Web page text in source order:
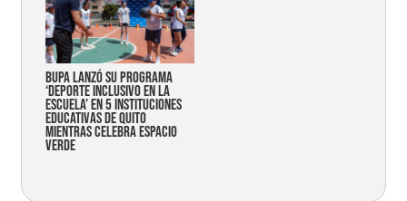
Bupa lanzó su programa
‘Deporte Inclusivo en la
Escuela’ en 5 instituciones
educativas de Quito
mientras celebra espacio
verde